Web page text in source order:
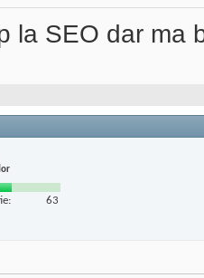
la SEO dar ma
63